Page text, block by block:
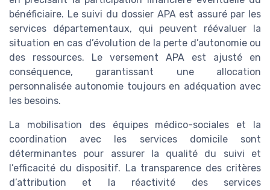
bénéficiaire. Le suivi du dossier APA est assuré par les
services départementaux, qui peuvent réévaluer la
situation en cas d’évolution de la perte d’autonomie ou
des ressources. Le versement APA est ajusté en
conséquence, garantissant une allocation
personnalisée autonomie toujours en adéquation avec
les besoins.
La mobilisation des équipes médico-sociales et la
coordination avec les services domicile sont
déterminantes pour assurer la qualité du suivi et
l’efficacité du dispositif. La transparence des critères
d’attribution et la réactivité des services